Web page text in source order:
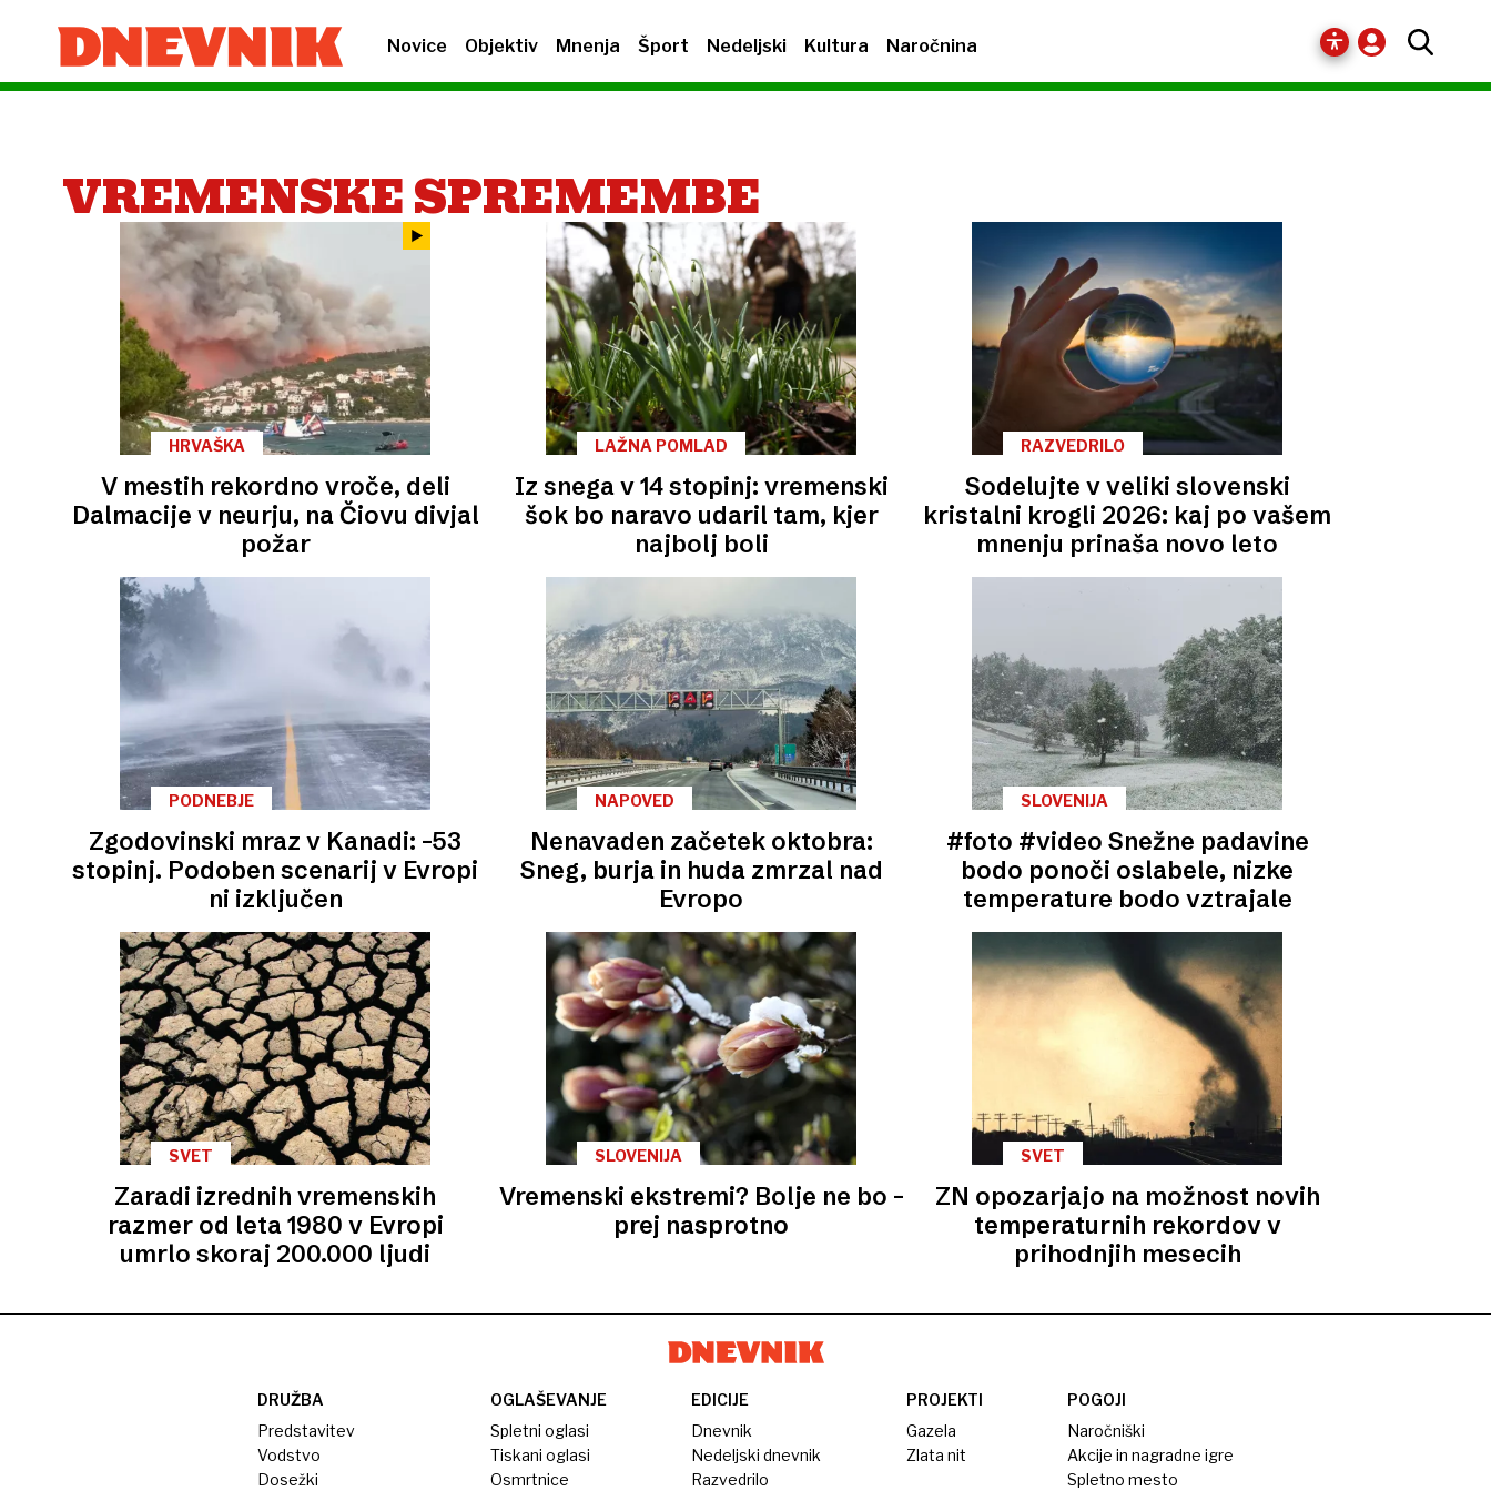
Novice Objektiv Mnenja Šport Nedeljski Kultura Naročnina
VREMENSKE SPREMEMBE
HRVAŠKA
V mestih rekordno vroče, deli
Dalmacije v neurju, na Čiovu divjal
požar
LAŽNA POMLAD
Iz snega v 14 stopinj: vremenski
šok bo naravo udaril tam, kjer
najbolj boli
RAZVEDRILO
Sodelujte v veliki slovenski
kristalni krogli 2026: kaj po vašem
mnenju prinaša novo leto
PODNEBJE
Zgodovinski mraz v Kanadi: –53
stopinj. Podoben scenarij v Evropi
ni izključen
NAPOVED
Nenavaden začetek oktobra:
Sneg, burja in huda zmrzal nad
Evropo
SLOVENIJA
#foto #video Snežne padavine
bodo ponoči oslabele, nizke
temperature bodo vztrajale
SVET
Zaradi izrednih vremenskih
razmer od leta 1980 v Evropi
umrlo skoraj 200.000 ljudi
SLOVENIJA
Vremenski ekstremi? Bolje ne bo –
prej nasprotno
SVET
ZN opozarjajo na možnost novih
temperaturnih rekordov v
prihodnjih mesecih
DRUŽBA
Predstavitev
Vodstvo
Dosežki
OGLAŠEVANJE
Spletni oglasi
Tiskani oglasi
Osmrtnice
EDICIJE
Dnevnik
Nedeljski dnevnik
Razvedrilo
PROJEKTI
Gazela
Zlata nit
POGOJI
Naročniški
Akcije in nagradne igre
Spletno mesto